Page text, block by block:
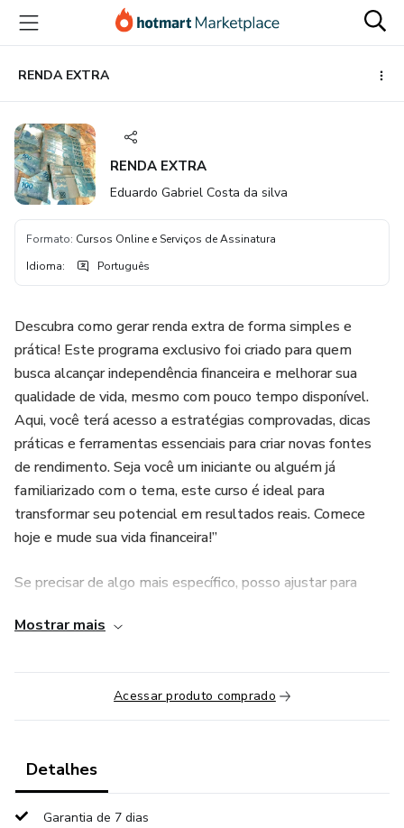
para
conteúdo
principal
para
pagamento
para
rodapéRENDA EXTRA
RENDA EXTRA
Eduardo Gabriel Costa da silva
Formato: Cursos Online e Serviços de Assinatura
Idioma: Português
Descubra como gerar renda extra de forma simples e
prática! Este programa exclusivo foi criado para quem
busca alcançar independência financeira e melhorar sua
qualidade de vida, mesmo com pouco tempo disponível.
Aqui, você terá acesso a estratégias comprovadas, dicas
práticas e ferramentas essenciais para criar novas fontes
de rendimento. Seja você um iniciante ou alguém já
familiarizado com o tema, este curso é ideal para
transformar seu potencial em resultados reais. Comece
hoje e mude sua vida financeira!”
Se precisar de algo mais específico, posso ajustar para
Mostrar mais
Acessar produto comprado
Detalhes
Garantia de 7 dias